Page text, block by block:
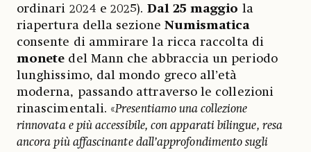
ordinari 2024 e 2025). Dal 25 maggio la
riapertura della sezione Numismatica
consente di ammirare la ricca raccolta di
monete del Mann che abbraccia un periodo
lunghissimo, dal mondo greco all’età
moderna, passando attraverso le collezioni
rinascimentali. «Presentiamo una collezione
rinnovata e più accessibile, con apparati bilingue, resa
ancora più affascinante dall’approfondimento sugli